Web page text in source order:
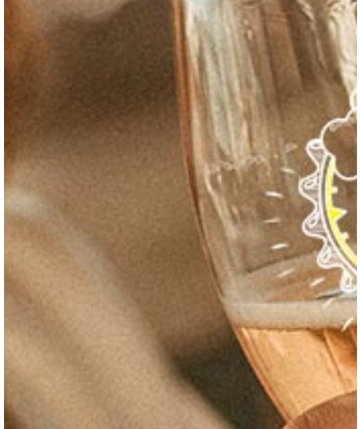
en direction de la Sainte Victoire. Son
ascension la menait au Prieuré ou elle
rencontrait les moines en pèlerinage qui lui
transmettaient leurs secrets et leurs
connaissances de brasseur.
De ce savoir la jeune fille élabora une
boisson si appréciée des Aixois qu’elle en
devint la source de grandes festivités.
Très convoitée, la recette fût cachée et
perdue à travers les ages, la jeune fille
devint un mythe et on l’appela La Petite
Aixoise. On raconte qu’elle aurait inspiré le
grand peintre Cézanne dans ses créations et